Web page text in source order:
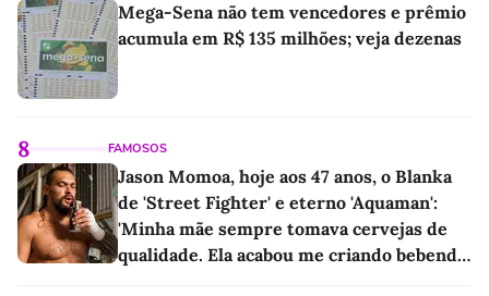
Mega-Sena não tem vencedores e prêmio
acumula em R$ 135 milhões; veja dezenas
8 FAMOSOS
Jason Momoa, hoje aos 47 anos, o Blanka
de 'Street Fighter' e eterno 'Aquaman':
'Minha mãe sempre tomava cervejas de
qualidade. Ela acabou me criando bebendo